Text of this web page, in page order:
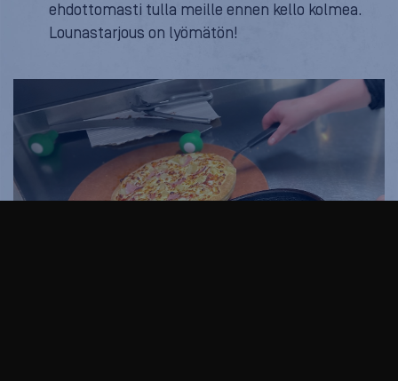
ehdottomasti tulla meille ennen kello kolmea.
Lounastarjous on lyömätön!